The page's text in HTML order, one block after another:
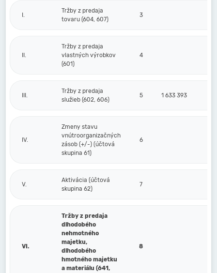
I.
Tržby z predaja
tovaru (604, 607)
3
II.
Tržby z predaja
vlastných výrobkov
(601)
4
III.
Tržby z predaja
služieb (602, 606)
5 1 633 393
IV.
Zmeny stavu
vnútroorganizačných
zásob (+/-) (účtová
skupina 61)
6
V.
Aktivácia (účtová
skupina 62)
7
VI.
Tržby z predaja
dlhodobého
nehmotného
majetku,
dlhodobého
hmotného majetku
a materiálu (641,
8